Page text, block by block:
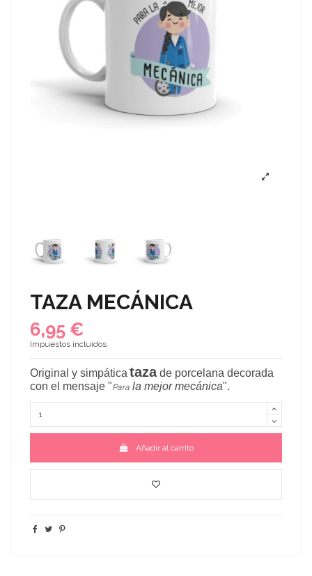
TAZA MECÁNICA
6,95 €
Impuestos incluidos
Original y simpática tazade porcelana decorada
con el mensaje "Para la mejor mecánica".
Añadir al carrito